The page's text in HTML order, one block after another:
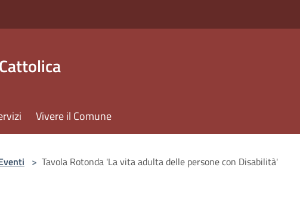
Vivere il Comune
> Tavola Rotonda 'La vita adulta delle persone con Disabilità'